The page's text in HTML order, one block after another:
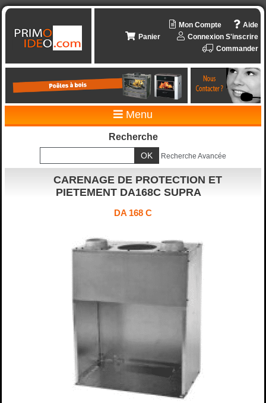
Aide
Mon Compte
Connexion S'inscrire
Panier
Commander
Menu
Recherche
Recherche Avancée
CARENAGE DE PROTECTION ET
PIETEMENT DA168C SUPRA
DA 168 C